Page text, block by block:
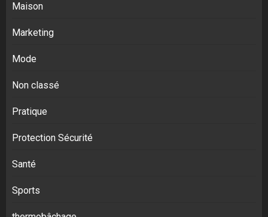
Maison
Marketing
Mode
Non classé
Pratique
Protection Sécurité
Santé
Sports